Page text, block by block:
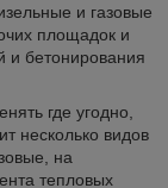
и газовые
площадок и
бетонирования
где угодно,
несколько видов
на
тепловых